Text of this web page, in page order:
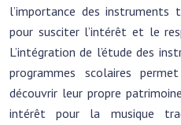
l’importance des instruments
pour susciter l’intérêt et le
L’intégration de l’étude des
programmes scolaires
découvrir leur propre
intérêt pour la musique